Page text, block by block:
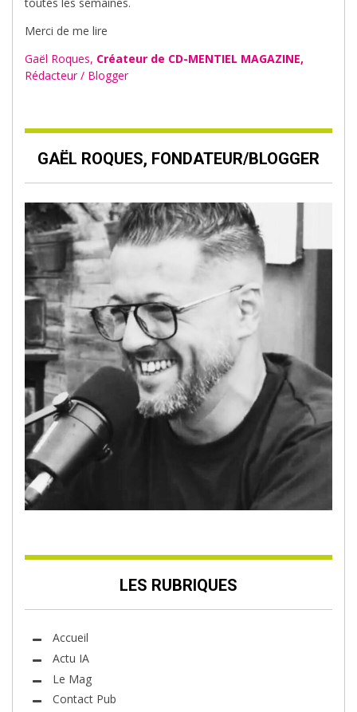
Merci de me lire
Gaël Roques, Créateur de CD-MENTIEL MAGAZINE,
Rédacteur / Blogger
GAËL ROQUES, FONDATEUR/BLOGGER
LES RUBRIQUES
Accueil
Actu IA
Le Mag
Contact Pub